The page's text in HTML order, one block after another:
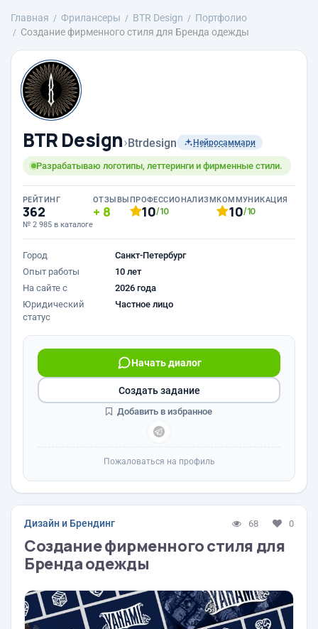
Главная Фрилансеры BTR Design
Портфолио
Создание фирменного стиля для Бренда одежды
BTR Design›Btrdesign Нейросаммари
Разрабатываю логотипы, леттеринги и фирменные стили.
РЕЙТИНГ
362
№ 2 985 в каталоге
ОТЗЫВЫ
8
ПРОФЕССИОНАЛИЗМ
10/10
КОММУНИКАЦИЯ
10/10
Город
Санкт-Петербург
Опыт работы
10 лет
На сайте с
2026 года
Юридический
статус
Частное лицо
Начать диалог
Создать задание
Добавить в избранное
Пожаловаться на профиль
Дизайн и Брендинг 68 0
Создание фирменного стиля для
Бренда одежды